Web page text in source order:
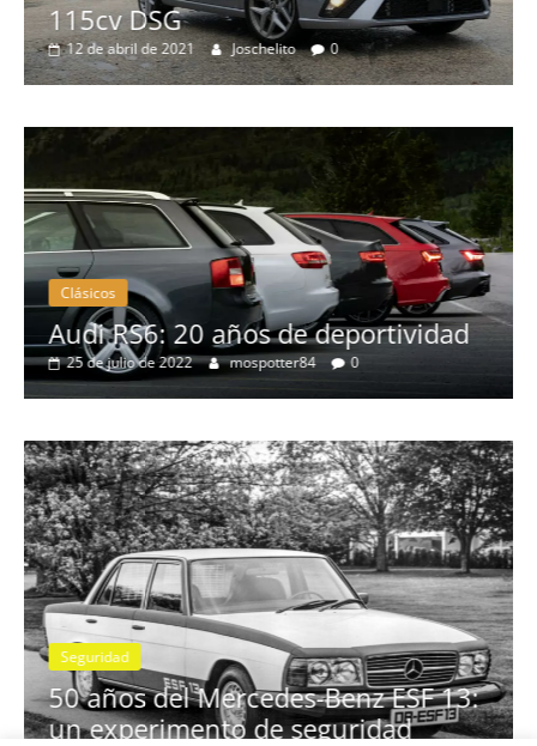
115cv DSG
12 de abril de 2021 Joschelito 0
Clásicos
Audi RS6: 20 años de deportividad
25 de julio de 2022 mospotter84 0
Seguridad
50 años del Mercedes-Benz ESF 13:
un experimento de seguridad